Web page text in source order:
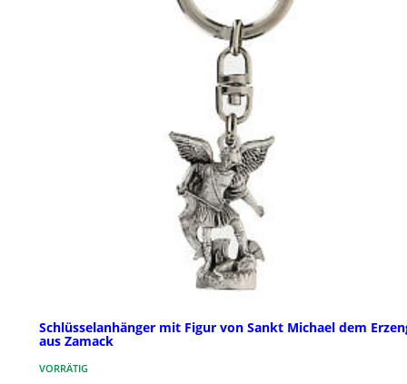
Schlüsselanhänger mit Figur von Sankt Michael dem
aus Zamack
VORRÄTIG